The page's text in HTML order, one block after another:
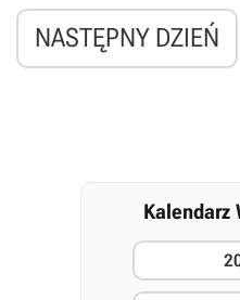
NASTĘPNY DZIEŃ
Kalendarz